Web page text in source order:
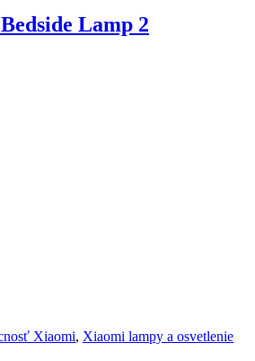
Lamp 2
Xiaomi, Xiaomi lampy a osvetlenie